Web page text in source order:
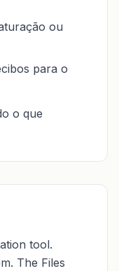
ou
para o
o que
tool.
The Files